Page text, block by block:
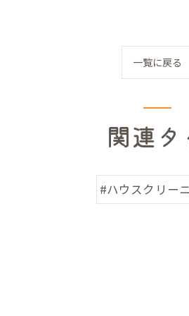
一覧に戻る
関連タ
#ハウスクリー